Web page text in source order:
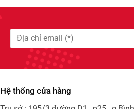
Hệ thống cửa hàng